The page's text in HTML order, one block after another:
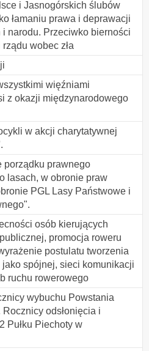
i Jasnogórskich ślubów
łamaniu prawa i deprawacji
narodu. Przeciwko bierności
wobec zła
więźniami
z okazji międzynarodowego
w akcji charytatywnej
porządku prawnego
lasach, w obronie praw
PGL Lasy Państwowe i
osób kierujących
promocja roweru
postulatu tworzenia
spójnej, sieci komunikacji
ruchu rowerowego
wybuchu Powstania
odsłonięcia i
Pułku Piechoty w